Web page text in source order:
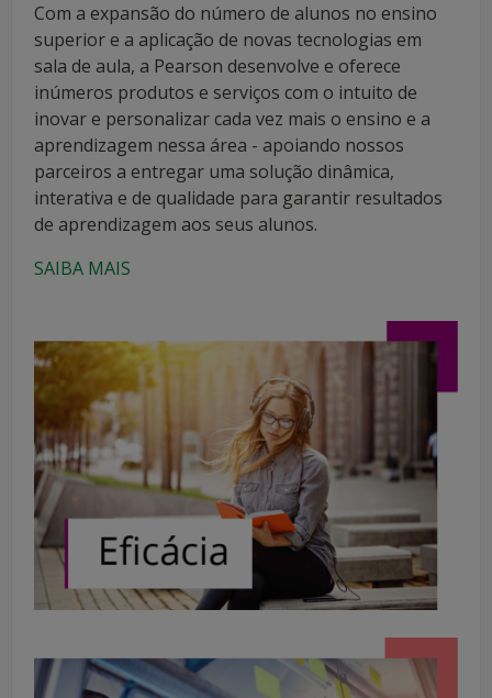
Com a expansão do número de alunos no ensino
superior e a aplicação de novas tecnologias em
sala de aula, a Pearson desenvolve e oferece
inúmeros produtos e serviços com o intuito de
inovar e personalizar cada vez mais o ensino e a
aprendizagem nessa área - apoiando nossos
parceiros a entregar uma solução dinâmica,
interativa e de qualidade para garantir resultados
de aprendizagem aos seus alunos.
SAIBA MAIS